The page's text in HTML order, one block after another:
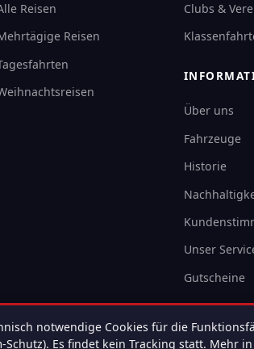
Reisen
Reisen
Clubs &
Über uns
Fahrzeuge
Historie
Unser
Gutscheine
notwendige Cookies für die
Es findet kein Tracking statt. Mehr